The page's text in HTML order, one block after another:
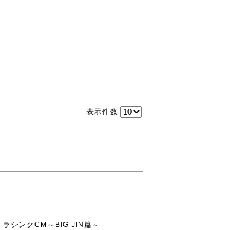
表示件数
ラシンクCM～BIG JIN篇～